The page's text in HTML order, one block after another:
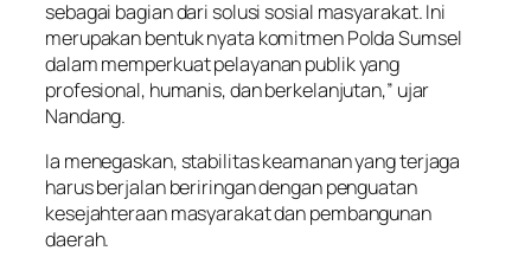
sebagai bagian dari solusi sosial masyarakat. Ini
merupakan bentuk nyata komitmen Polda Sumsel
dalam memperkuat pelayanan publik yang
profesional, humanis, dan berkelanjutan,” ujar
Nandang.
Ia menegaskan, stabilitas keamanan yang terjaga
harus berjalan beriringan dengan penguatan
kesejahteraan masyarakat dan pembangunan
daerah.